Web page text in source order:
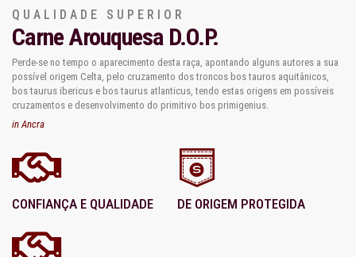
QUALIDADE SUPERIOR
Carne Arouquesa D.O.P.
Perde-se no tempo o aparecimento desta raça, apontando alguns autores a sua
possível origem Celta, pelo cruzamento dos troncos bos tauros aquitânicos,
bos taurus ibericus e bos taurus atlanticus, tendo estas origens em possíveis
cruzamentos e desenvolvimento do primitivo bos primigenius.
in Ancra
CONFIANÇA E QUALIDADE DE ORIGEM PROTEGIDA